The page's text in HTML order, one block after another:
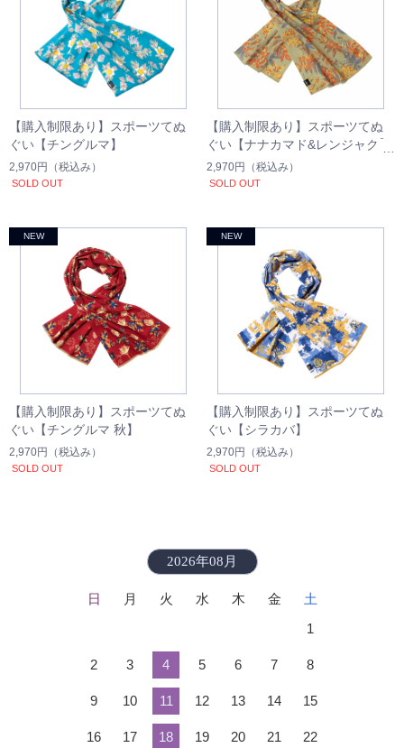
【購入制限あり】スポーツてぬ
ぐい【チングルマ】
2,970円 （税込み）
SOLD OUT
【購入制限あり】スポーツてぬ
ぐい【ナナカマド&レンジャク】
2,970円 （税込み）
SOLD OUT
【購入制限あり】スポーツてぬ
ぐい【チングルマ 秋】
2,970円 （税込み）
SOLD OUT
【購入制限あり】スポーツてぬ
ぐい【シラカバ】
2,970円 （税込み）
SOLD OUT
2026年08月
日 月 火 水 木 金
土
1
2 3 4 5 6 7 8
9 10 11 12 13 14 15
16 17 18 19 20 21 22